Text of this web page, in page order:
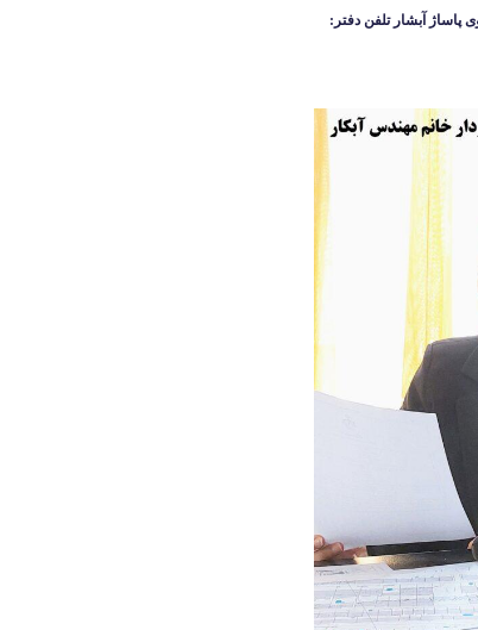
پاساژ آبشار تلفن دفتر: